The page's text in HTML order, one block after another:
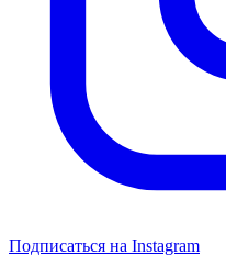
Подписаться на Instagram